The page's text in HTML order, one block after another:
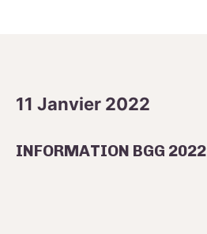
11 Janvier 2022
INFORMATION BGG 2022